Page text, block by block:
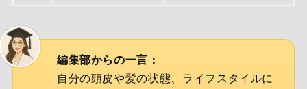
編集部からの一言：
自分の頭皮や髪の状態、ライフスタイルに